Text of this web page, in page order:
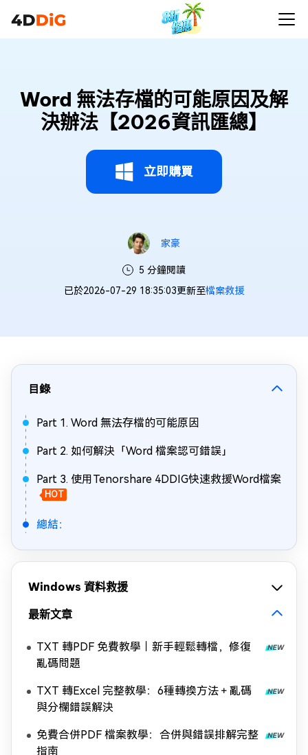
Word 無法存檔的可能原因及解
決辦法【2026資訊匯總】
立即購買
家豪
5 分鐘閱讀
已於2026-07-29 18:35:03更新至檔案救援
目錄
Part 1. Word 無法存檔的可能原因
Part 2. 如何解決「Word 檔案認可錯誤」
Part 3. 使用Tenorshare 4DDIG快速救援Word檔案
HOT
總結：
Windows 資料救援
最新文章
TXT 轉PDF 免費教學｜新手輕鬆轉檔，修復
亂碼問題
TXT 轉Excel 完整教學：6種轉換方法＋亂碼
與分欄錯誤解決
免費合併PDF 檔案教學：合併與錯誤排解完整
指南